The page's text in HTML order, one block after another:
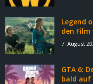
Legend
den
7. August
GTA 6:
bald